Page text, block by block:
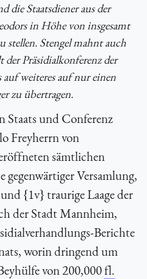
die Staatsdiener aus der
in Höhe von insgesamt
stellen. Stengel mahnt auch
der Präsidialkonferenz der
weiteres auf nur einen
zu übertragen.
Staats und Conferenz
Freyherrn von
sämtlichen
gegenwärtiger Versamlung,
{1v} traurige Laage der
der Stadt Mannheim,
Berichte
worin dringend um
von 200,000fl.